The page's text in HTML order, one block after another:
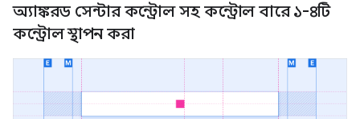
অ্যাঙ্করড সেন্টার কন্ট্রোল সহ কন্ট্রোল বারে ১-৪টি
কন্ট্রোল স্থাপন করা